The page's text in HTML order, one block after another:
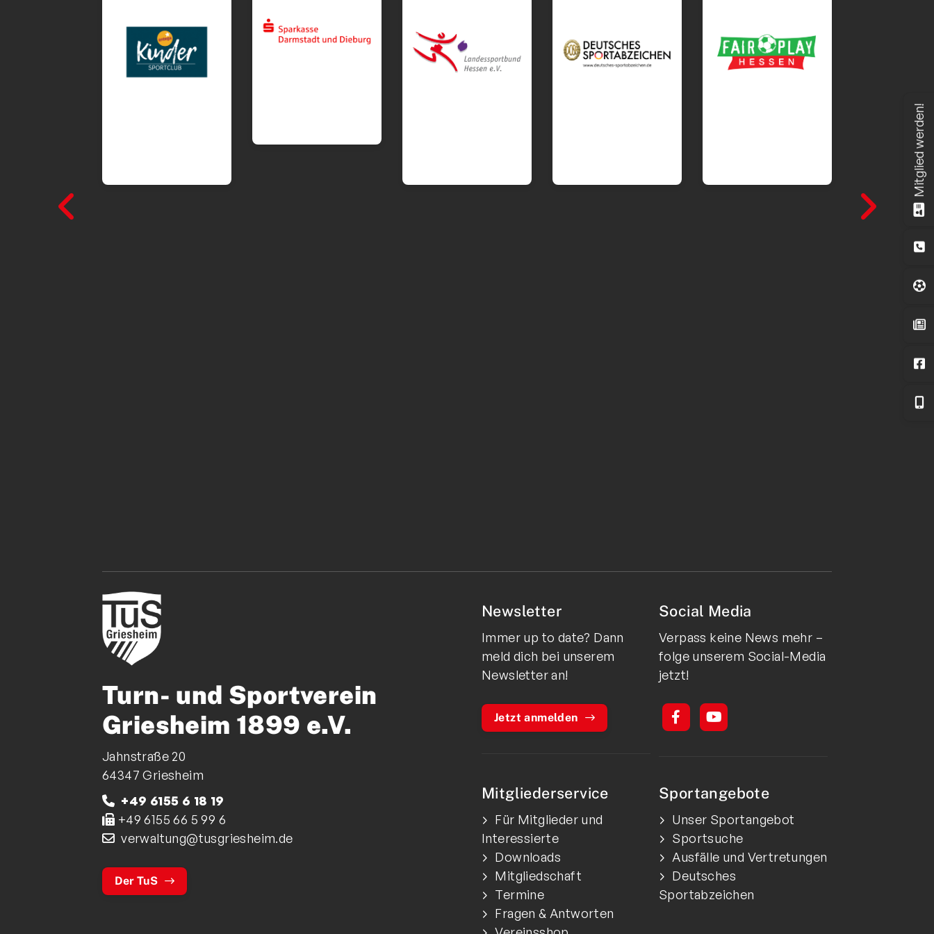
Turn- und Sportverein
Griesheim 1899 e.V.
Jahnstraße 20
64347 Griesheim
+49 6155 6 18 19
+49 6155 66 5 99 6
verwaltung@tusgriesheim.de
Der TuS
Newsletter
Immer up to date? Dann
meld dich bei unserem
Newsletter an!
Jetzt anmelden
Social Media
Verpass keine News mehr –
folge unserem Social-Media
jetzt!
Mitgliederservice
Für Mitglieder und
Interessierte
Downloads
Mitgliedschaft
Termine
Fragen & Antworten
Sportangebote
Unser Sportangebot
Sportsuche
Ausfälle und Vertretungen
Deutsches
Sportabzeichen
Mitglied werden!